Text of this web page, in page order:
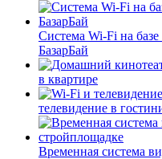
Система Wi-Fi на
БазарБай
в квартире
телевидение в
Временная система